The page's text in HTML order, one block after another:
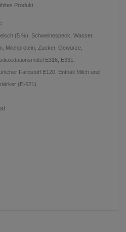
Produkt.
(5 %), Schweinespeck, Wasser,
Milchprotein, Zucker, Gewürze,
E316, E331,
Farbstoff E120. Enthält Milch und
(E-621).